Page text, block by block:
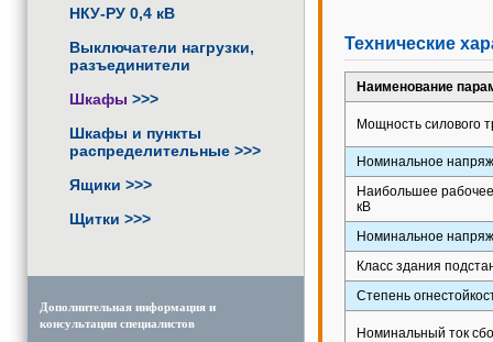
НКУ-РУ 0,4 кВ
Выключатели нагрузки,
разъединители
Шкафы >>>
Шкафы и пункты
распределительные >>>
Ящики >>>
Щитки >>>
Дополнительная информация и
консультации специалистов
Технические
Наименование
Мощность силового
Номинальное
Наибольшее
кВ
Номинальное
Класс здания
Степень
Номинальный ток